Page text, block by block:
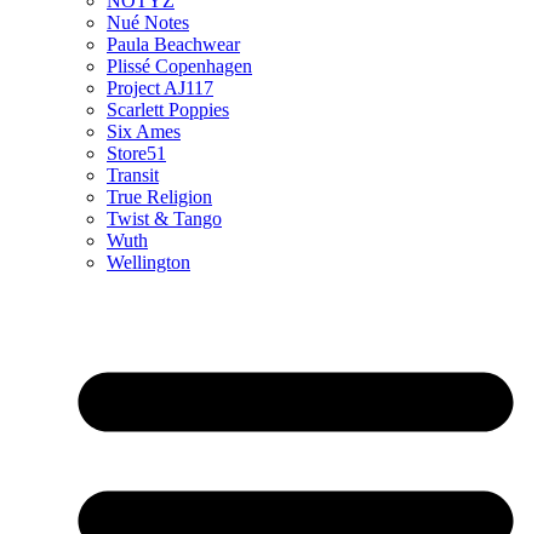
Nué Notes
Paula Beachwear
Plissé Copenhagen
Project AJ117
Scarlett Poppies
Six Ames
Store51
Transit
True Religion
Twist & Tango
Wuth
Wellington